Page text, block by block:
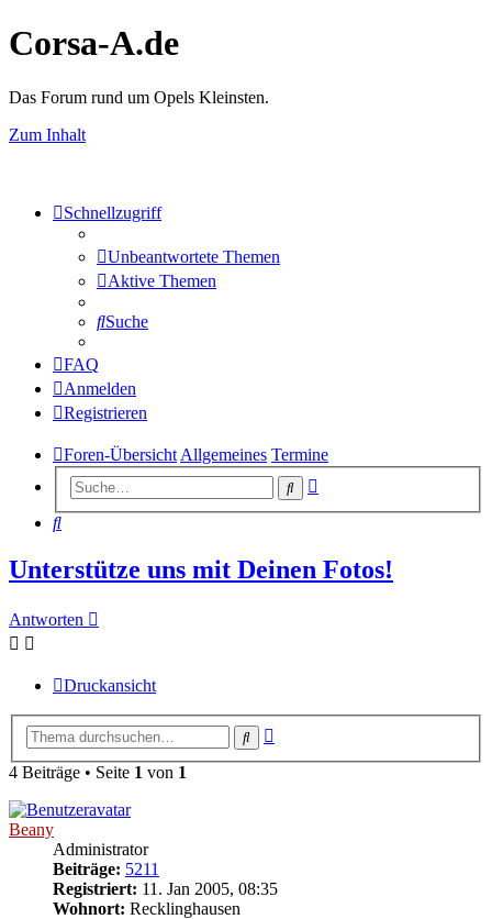
Corsa-A.de
Das Forum rund um Opels Kleinsten.
Zum Inhalt
Schnellzugriff
Unbeantwortete Themen
Aktive Themen
Suche
FAQ
Anmelden
Registrieren
Foren-Übersicht Allgemeines Termine
Suche
Suche
Unterstütze uns mit Deinen Fotos!
Antworten
Druckansicht
Suche
4 Beiträge • Seite 1 von 1
Beany
Administrator
Beiträge: 5211
Registriert: 11. Jan 2005, 08:35
Wohnort: Recklinghausen